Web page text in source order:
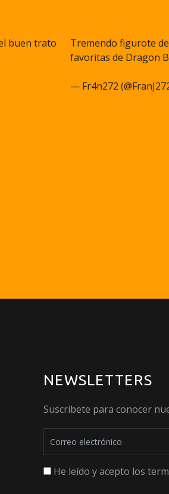
buen trato
Tremendo figurote
favoritas de Dragon
— Fr4n272
NEWSLETTERS
Suscribete para conocer
He leído y acepto los